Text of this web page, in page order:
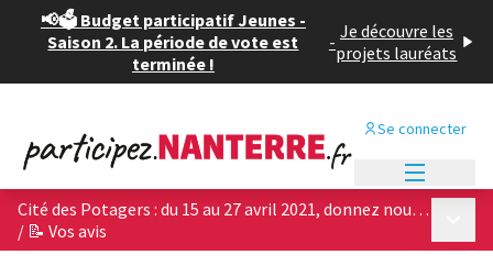
📢🗳️ Budget participatif Jeunes -
Saison 2. La période de vote est
terminée !
- Je découvre les
projets lauréats
Se connecter
Cité des Potagers : du 15 au 27 avril 2021, donnez nous votre avis sur les 4 projets architecturaux !
/ 📝 Vos avis